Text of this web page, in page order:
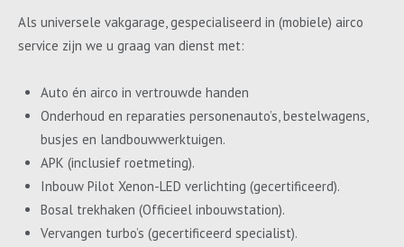
Als universele vakgarage, gespecialiseerd in (mobiele) airco
service zijn we u graag van dienst met:
Auto én airco in vertrouwde handen
Onderhoud en reparaties personenauto’s, bestelwagens,
busjes en landbouwwerktuigen.
APK (inclusief roetmeting).
Inbouw Pilot Xenon-LED verlichting (gecertificeerd).
Bosal trekhaken (Officieel inbouwstation).
Vervangen turbo’s (gecertificeerd specialist).